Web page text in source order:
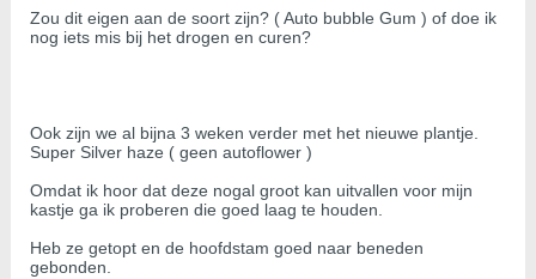
Zou dit eigen aan de soort zijn? ( Auto bubble Gum ) of doe ik
nog iets mis bij het drogen en curen?
Ook zijn we al bijna 3 weken verder met het nieuwe plantje.
Super Silver haze ( geen autoflower )
Omdat ik hoor dat deze nogal groot kan uitvallen voor mijn
kastje ga ik proberen die goed laag te houden.
Heb ze getopt en de hoofdstam goed naar beneden
gebonden.